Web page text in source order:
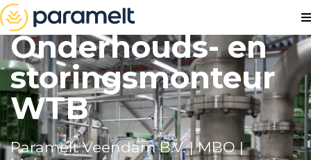
Onderhouds- en
storingsmonteur
WTB
Paramelt Veendam B.V. | MBO |